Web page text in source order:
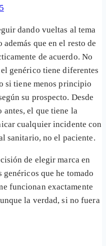
dando vueltas al tema
que en el resto de
de acuerdo. No
genérico tiene diferentes
si tiene menos principio
su prospecto. Desde
antes, el que tiene la
cualquier incidente con
sanitario, no el paciente.
de elegir marca en
que he tomado
funcionan exactamente
la verdad, si no fuera